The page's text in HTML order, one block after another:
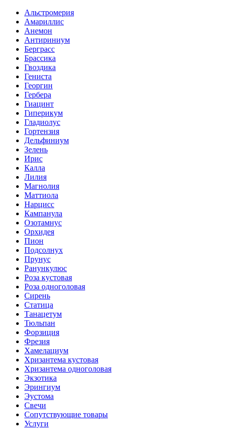
Альстромерия
Амариллис
Анемон
Антириниум
Берграсс
Брассика
Гвоздика
Гениста
Георгин
Гербера
Гиацинт
Гиперикум
Гладиолус
Гортензия
Дельфиниум
Зелень
Ирис
Калла
Лилия
Магнолия
Маттиола
Нарцисс
Кампанула
Озотамнус
Орхидея
Пион
Подсолнух
Прунус
Ранункулюс
Роза кустовая
Роза одноголовая
Сирень
Статица
Танацетум
Тюльпан
Форзиция
Фрезия
Хамелациум
Хризантема кустовая
Хризантема одноголовая
Экзотика
Эрингиум
Эустома
Свечи
Сопутствующие товары
Услуги